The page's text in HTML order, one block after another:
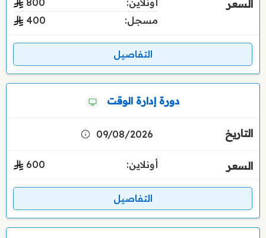
أونلاين:
800
مسجل:
400
التفاصيل
دورة إدارة الوقت
09/08/2026
أونلاين: 600
التفاصيل